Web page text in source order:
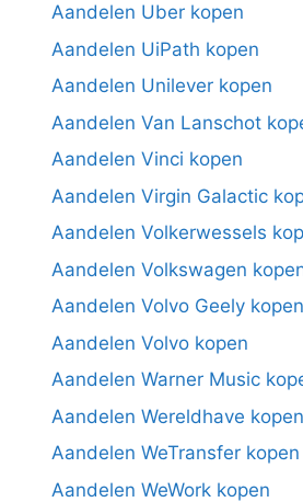
Aandelen Uber kopen
Aandelen UiPath kopen
Aandelen Unilever kopen
Aandelen Van Lanschot
Aandelen Vinci kopen
Aandelen Virgin Galactic
Aandelen Volkerwessels
Aandelen Volkswagen
Aandelen Volvo Geely kopen
Aandelen Volvo kopen
Aandelen Warner Music
Aandelen Wereldhave
Aandelen WeTransfer kopen
Aandelen WeWork kopen